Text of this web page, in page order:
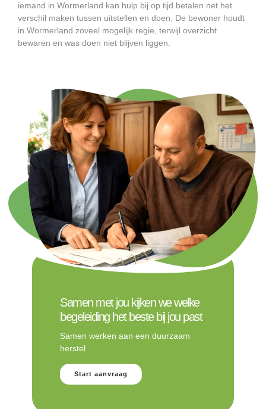
iemand in Wormerland kan hulp bij op tijd betalen net het
verschil maken tussen uitstellen en doen. De bewoner houdt
in Wormerland zoveel mogelijk regie, terwijl overzicht
bewaren en was doen niet blijven liggen.
Samen met jou kijken we welke
begeleiding het beste bij jou past
Samen werken aan een duurzaam
herstel
Start aanvraag